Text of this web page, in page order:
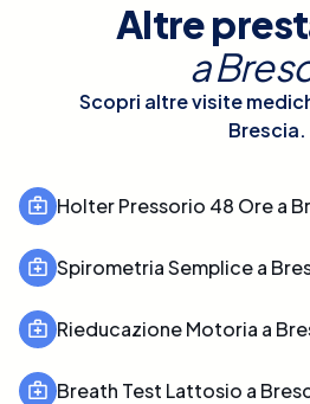
Altre
a
Scopri altre visite
Brescia.
Holter Pressorio 48 Ore a
Spirometria Semplice a
Rieducazione Motoria a
Breath Test Lattosio a